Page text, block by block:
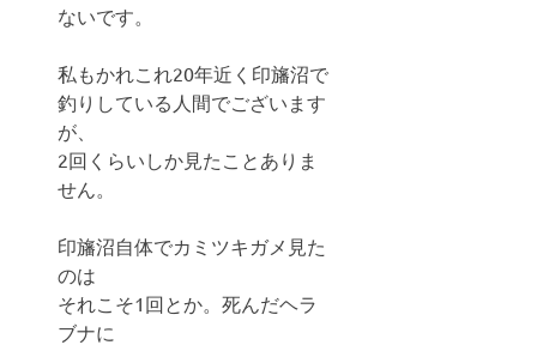
ないです。
私もかれこれ20年近く印旛沼で
釣りしている人間でございます
が、
2回くらいしか見たことありま
せん。
印旛沼自体でカミツキガメ見た
のは
それこそ1回とか。死んだヘラ
ブナに